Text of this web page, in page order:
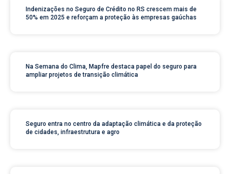
Indenizações no Seguro de Crédito no RS crescem mais de
50% em 2025 e reforçam a proteção às empresas gaúchas
Na Semana do Clima, Mapfre destaca papel do seguro para
ampliar projetos de transição climática
Seguro entra no centro da adaptação climática e da proteção
de cidades, infraestrutura e agro